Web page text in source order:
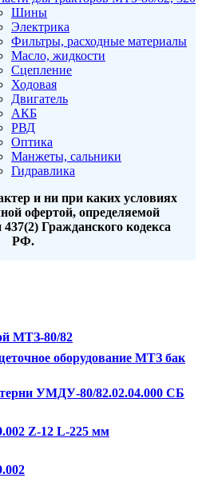
Шины
Электрика
Фильтры, расходные материалы
Масло, жидкости
Сцепление
Ходовая
Двигатель
АКБ
РВД
Оптика
Манжеты, сальники
Гидравлика
и ни при каких условиях
офертой, определяемой
Гражданского кодекса
РФ.
МТЗ-80/82
оборудование МТЗ бак
УМДУ-80/82.02.04.000 СБ
Z-12 L-225 мм